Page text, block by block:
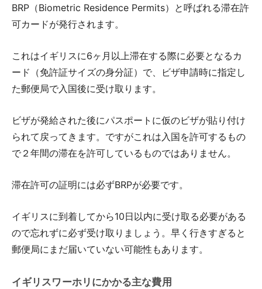
BRP（Biometric Residence Permits）と呼ばれる滞在許
可カードが発行されます。
これはイギリスに6ヶ月以上滞在する際に必要となるカ
ード（免許証サイズの身分証）で、ビザ申請時に指定し
た郵便局で入国後に受け取ります。
ビザが発給された後にパスポートに仮のビザが貼り付け
られて戻ってきます。ですがこれは入国を許可するもの
で２年間の滞在を許可しているものではありません。
滞在許可の証明には必ずBRPが必要です。
イギリスに到着してから10日以内に受け取る必要がある
ので忘れずに必ず受け取りましょう。早く行きすぎると
郵便局にまだ届いていない可能性もあります。
イギリスワーホリにかかる主な費用